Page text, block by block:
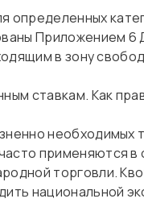
определенных
Приложением
в зону
ставкам. Как
необходимых
применяются
торговли.
национальной